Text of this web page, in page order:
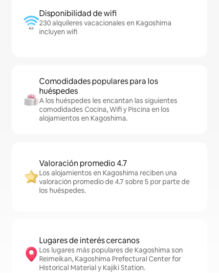
Disponibilidad de wifi
230 alquileres vacacionales en Kagoshima
incluyen wifi
Comodidades populares para los
huéspedes
A los huéspedes les encantan las siguientes
comodidades Cocina, Wifi y Piscina en los
alojamientos en Kagoshima.
Valoración promedio 4.7
Los alojamientos en Kagoshima reciben una
valoración promedio de 4.7 sobre 5 por parte de
los huéspedes.
Lugares de interés cercanos
Los lugares más populares de Kagoshima son
Reimeikan, Kagoshima Prefectural Center for
Historical Material y Kajiki Station.